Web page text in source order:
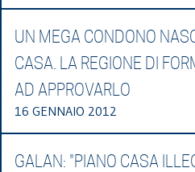
UN MEGA CONDONO
CASA. LA REGIONE DI
AD APPROVARLO
16 GENNAIO 2012
GALAN: "PIANO CASA